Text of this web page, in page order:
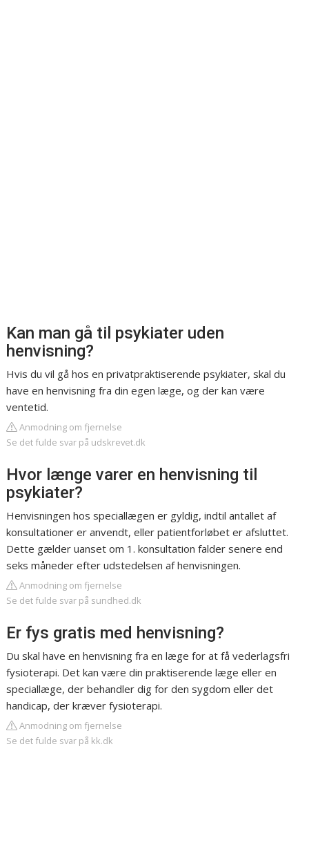
Kan man gå til psykiater uden
henvisning?
Hvis du vil gå hos en privatpraktiserende psykiater, skal du
have en henvisning fra din egen læge, og der kan være
ventetid.
Anmodning om fjernelse
Se det fulde svar på udskrevet.dk
Hvor længe varer en henvisning til
psykiater?
Henvisningen hos speciallægen er gyldig, indtil antallet af
konsultationer er anvendt, eller patientforløbet er afsluttet.
Dette gælder uanset om 1. konsultation falder senere end
seks måneder efter udstedelsen af henvisningen.
Anmodning om fjernelse
Se det fulde svar på sundhed.dk
Er fys gratis med henvisning?
Du skal have en henvisning fra en læge for at få vederlagsfri
fysioterapi. Det kan være din praktiserende læge eller en
speciallæge, der behandler dig for den sygdom eller det
handicap, der kræver fysioterapi.
Anmodning om fjernelse
Se det fulde svar på kk.dk